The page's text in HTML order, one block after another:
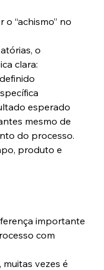
“achismo” no
o
clara:
esperado
mesmo de
do processo.
produto e
importante
com
vezes é